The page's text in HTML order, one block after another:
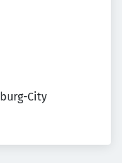
City